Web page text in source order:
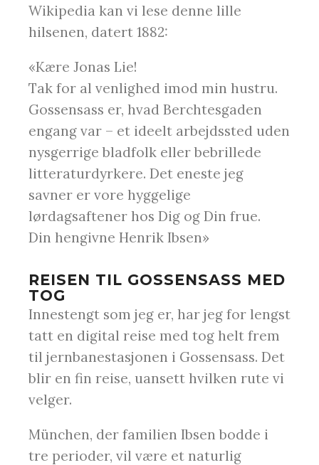
Wikipedia kan vi lese denne lille
hilsenen, datert 1882:
«Kære Jonas Lie!
Tak for al venlighed imod min hustru.
Gossensass er, hvad Berchtesgaden
engang var – et ideelt arbejdssted uden
nysgerrige bladfolk eller bebrillede
litteraturdyrkere. Det eneste jeg
savner er vore hyggelige
lørdagsaftener hos Dig og Din frue.
Din hengivne Henrik Ibsen»
REISEN TIL GOSSENSASS MED
TOG
Innestengt som jeg er, har jeg for lengst
tatt en digital reise med tog helt frem
til jernbanestasjonen i Gossensass. Det
blir en fin reise, uansett hvilken rute vi
velger.
München, der familien Ibsen bodde i
tre perioder, vil være et naturlig